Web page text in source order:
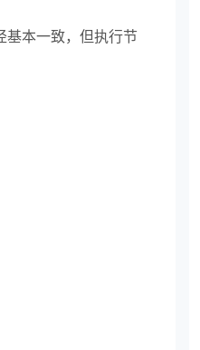
基本一致，但执行节